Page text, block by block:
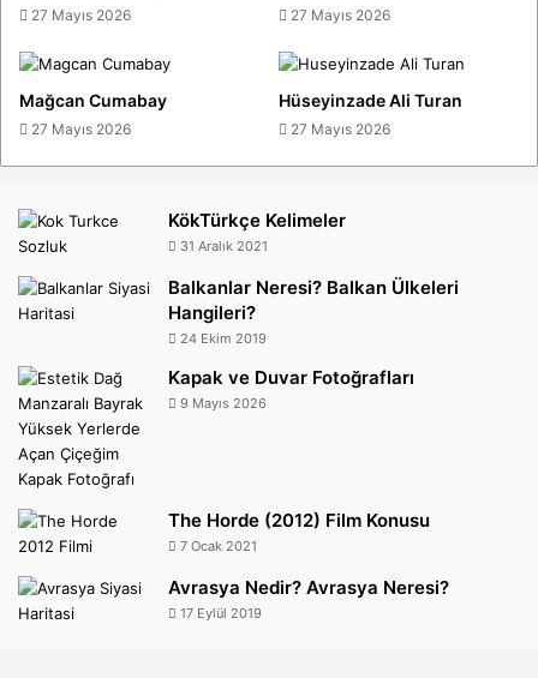
27 Mayıs 2026 27 Mayıs 2026
Mağcan Cumabay
27 Mayıs 2026
Hüseyinzade Ali Turan
27 Mayıs 2026
KökTürkçe Kelimeler
31 Aralık 2021
Balkanlar Neresi? Balkan Ülkeleri
Hangileri?
24 Ekim 2019
Kapak ve Duvar Fotoğrafları
9 Mayıs 2026
The Horde (2012) Film Konusu
7 Ocak 2021
Avrasya Nedir? Avrasya Neresi?
17 Eylül 2019